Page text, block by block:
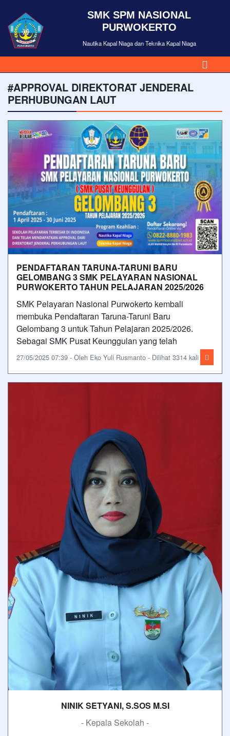
SMK SPM NASIONAL
PURWOKERTO
Nautika Kapal Niaga dan Teknika Kapal Niaga
#APPROVAL DIREKTORAT JENDERAL
PERHUBUNGAN LAUT
PENDAFTARAN TARUNA-TARUNI BARU
GELOMBANG 3 SMK PELAYARAN NASIONAL
PURWOKERTO TAHUN PELAJARAN 2025/2026
SMK Pelayaran Nasional Purwokerto kembali
membuka Pendaftaran Taruna-Taruni Baru
Gelombang 3 untuk Tahun Pelajaran 2025/2026.
Sebagai SMK Pusat Keunggulan yang telah
27/05/2025 07:39 - Oleh Eko Yuli Rusmanto - Dilihat 3314 kali
NINIK SETYANI, S.SOS M.SI
- Kepala Sekolah -